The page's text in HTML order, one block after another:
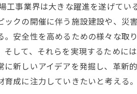
工事業界は大きな躍進を遂げて
クの開催に伴う施設建設や、災
。安全性を高めるための様々な
して、それらを実現するために
新しいアイデアを発掘し、革
成に注力していきたいと考える。